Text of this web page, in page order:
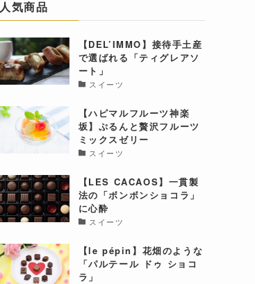
人気商品
【DEL’IMMO】接待手土産
で選ばれる「ティグレアソ
ート」
スイーツ
【ハピマルフルーツ神楽
坂】ぷるんと贅沢フルーツ
ミックスゼリー
スイーツ
【LES CACAOS】一貫製
法の「ボンボンショコラ」
に心酔
スイーツ
【le pépin】花畑のような
「パルテール ドゥ ショコ
ラ」